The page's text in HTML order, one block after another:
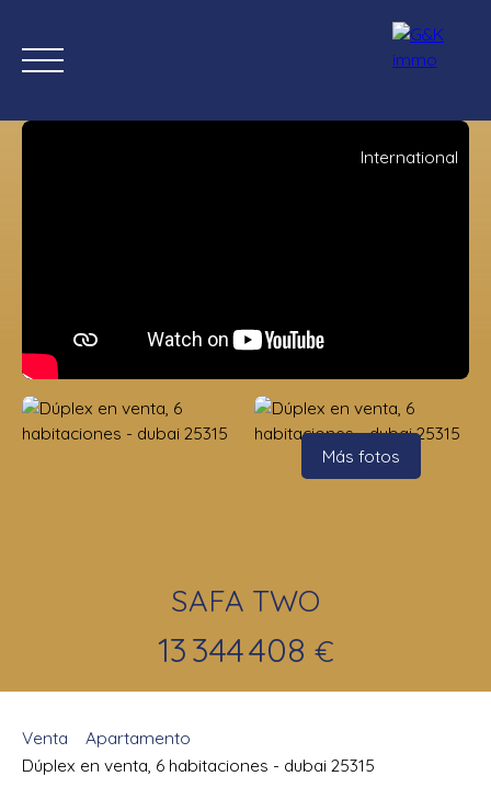
Comprar ahora Nuevas propiedades
Estimación
International
Más fotos
SAFA TWO
13 344 408 €
Venta
Apartamento
Dúplex en venta, 6 habitaciones - dubai 25315